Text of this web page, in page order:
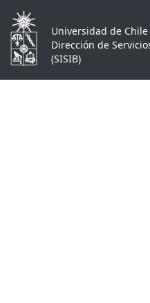
Universidad de Chile
Dirección de
(SISIB)